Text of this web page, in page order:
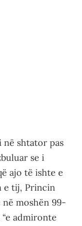
shtator pas
se i
ajo të ishte e
e tij, Princin
moshën 99-
admironte